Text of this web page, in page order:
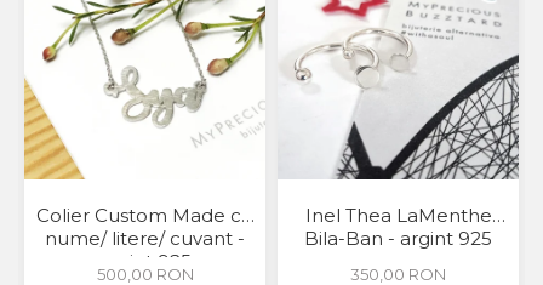
Colier Custom Made cu
nume/ litere/ cuvant -
argint 925
500,00 RON
Inel Thea LaMenthe
Bila-Ban - argint 925
350,00 RON